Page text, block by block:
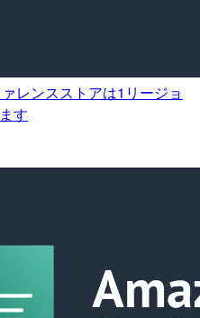
レンスストアは1リージョ
す